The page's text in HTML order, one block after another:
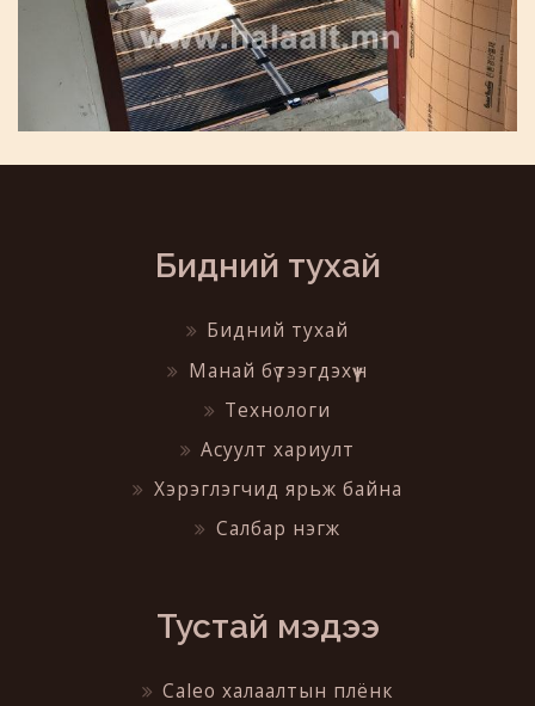
Бидний тухай
Бидний тухай
Манай бүтээгдэхүүн
Технологи
Асуулт хариулт
Хэрэглэгчид ярьж байна
Салбар нэгж
Тустай мэдээ
Caleo халаалтын плёнк